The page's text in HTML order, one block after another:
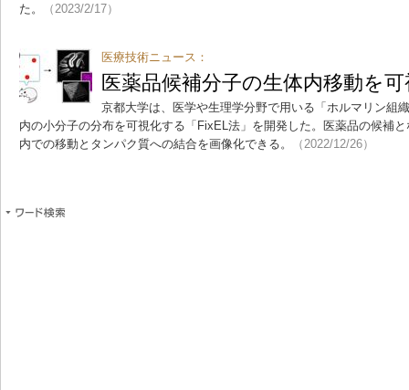
た。
（2023/2/17）
医療技術ニュース：
医薬品候補分子の生体内移動を
京都大学は、医学や生理学分野で用いる「ホルマリン組
内の小分子の分布を可視化する「FixEL法」を開発した。医薬品の候補
内での移動とタンパク質への結合を画像化できる。
（2022/12/26）